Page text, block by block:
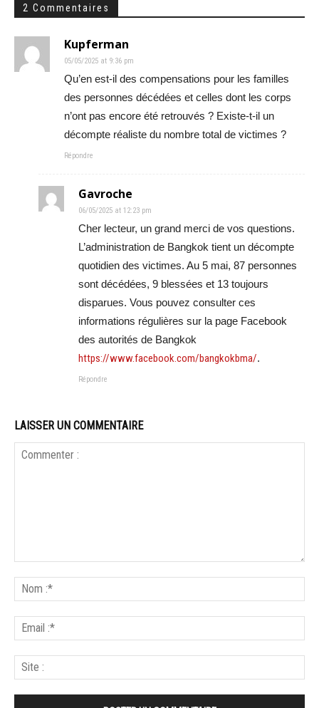
2 Commentaires
Kupferman
05/05/2025 at 9:36 pm
Qu’en est-il des compensations pour les familles
des personnes décédées et celles dont les corps
n’ont pas encore été retrouvés ? Existe-t-il un
décompte réaliste du nombre total de victimes ?
Répondre
Gavroche
06/05/2025 at 12:23 pm
Cher lecteur, un grand merci de vos questions.
L’administration de Bangkok tient un décompte
quotidien des victimes. Au 5 mai, 87 personnes
sont décédées, 9 blessées et 13 toujours
disparues. Vous pouvez consulter ces
informations régulières sur la page Facebook
des autorités de Bangkok
https://www.facebook.com/bangkokbma/.
Répondre
LAISSER UN COMMENTAIRE